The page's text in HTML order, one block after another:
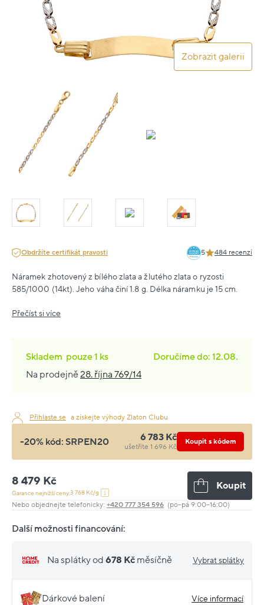
Zobrazit galerii
Obdržíte certifikát pravosti 5 484 recenzí
Náramek zhotovený z bílého zlata a žlutého zlata o ryzosti
585/1000 (14kt). Jeho váha činí 1.8 g. Délka náramku je 15 cm.
Přečíst si více
Skladem pouze1 ks
Doručíme do: 12.08.
Na prodejně28. října 769/14
Přihlaste se a získejte výhody Zlaton Clubu
-20% kód: SRPEN20 6 783 Kč
ušetříte 1 696 Kč
Koupit s kódem
8 479 Kč
Garance nejnižší ceny:3 768 Kč/g
Koupit
Nebo objednejte telefonicky: +420 777 354 596 (po–pá 9:00–16:00)
Další možnosti financování:
Na splátky od 678 Kč měsíčně Vybrat splátky
Dárkové balení Více informací